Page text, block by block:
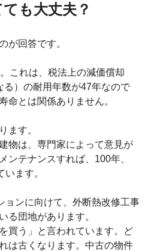
も大丈夫？
が回答です。
これは、税法上の減価償却
る）の耐用年数が47年なので
命とは関係ありません。
ます。
物は、専門家によって意見が
ンテナンスすれば、100年、
ます。
ョンに向けて、外断熱改修工事
る団地があります。
買う」と言われています。ど
は古くなります。中古の物件